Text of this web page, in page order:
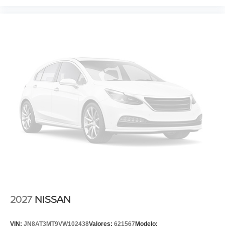
2027 NISSAN
VIN: JN8AT3MT9VW102438Valores: 621567Modelo: